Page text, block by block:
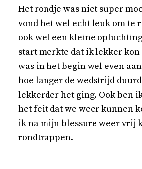
Het rondje was niet super
vond het wel echt leuk om te
ook wel een kleine
start merkte dat ik lekker
was in het begin wel even
hoe langer de wedstrijd
lekkerder het ging. Ook ben
het feit dat we weer kunnen
ik na mijn blessure weer vrij
rondtrappen.